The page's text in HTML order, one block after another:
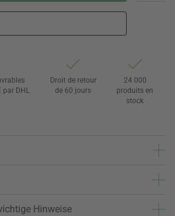
DHL
Droit de retour
de 60 jours
24 000
produits en
stock
Hinweise